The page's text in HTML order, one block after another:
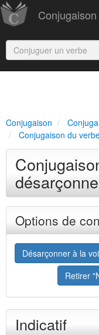
Conjugaison
Conjugaison du
Options de
Désarçonner à la
Retirer
Indicatif